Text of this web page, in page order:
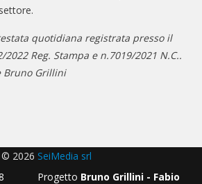
quotidiana registrata presso il
Reg. Stampa e n.7019/2021 N.C..
Bruno Grillini
© 2026 SeiMedia srl
Progetto Bruno Grillini - Fabio